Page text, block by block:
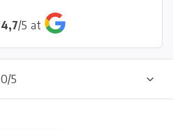
4,7/5 at
0/5